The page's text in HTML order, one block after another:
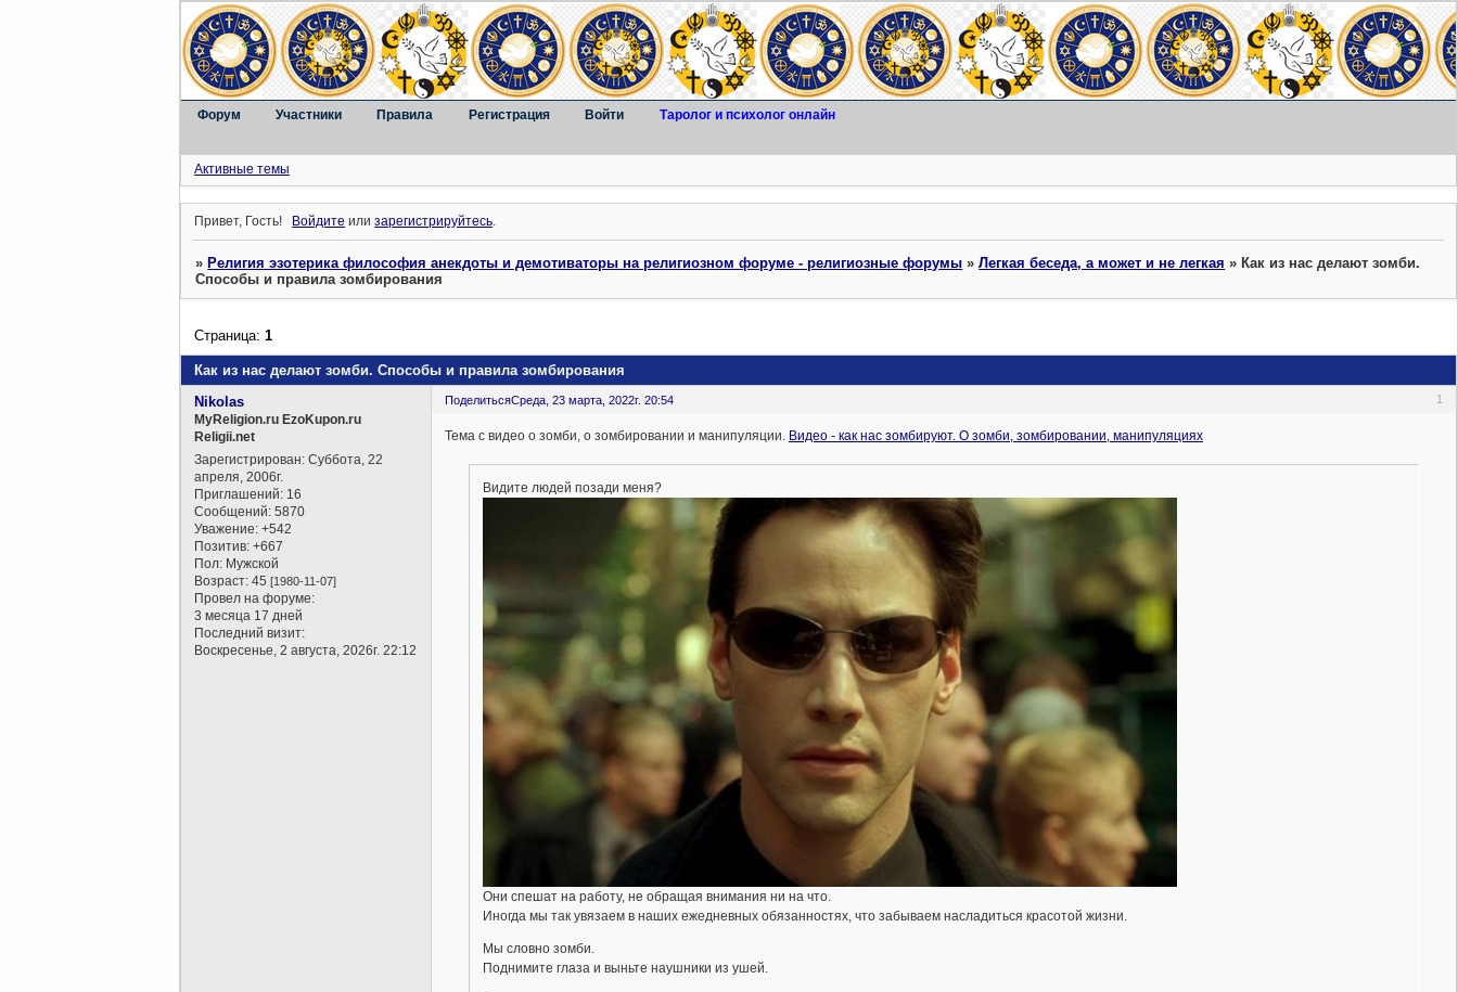
Форум Участники Правила Регистрация Войти Таролог и психолог онлайн
Активные темы
Привет, Гость! Войдите илизарегистрируйтесь.
»Религия эзотерика философия анекдоты и демотиваторы на религиозном форуме - религиозные форумы »Легкая беседа, а может и не легкая »Как из нас делают зомби.
Способы и правила зомбирования
Как из нас делают зомби. Способы и правила зомбирования
Страница:1
Поделиться 1
Среда, 23 марта, 2022г. 20:54
Nikolas
MyReligion.ru EzoKupon.ru
Religii.net
Зарегистрирован: Суббота, 22
апреля, 2006г.
Приглашений: 16
Сообщений: 5870
Уважение: +542
Позитив: +667
Пол: Мужской
Возраст: 45[1980-11-07]
Провел на форуме:
3 месяца 17 дней
Последний визит:
Воскресенье, 2 августа, 2026г. 22:12
Тема с видео о зомби, о зомбировании и манипуляции. Видео - как нас зомбируют. О зомби, зомбировании, манипуляциях
Видите людей позади меня?
Они спешат на работу, не обращая внимания ни на что.
Иногда мы так увязаем в наших ежедневных обязанностях, что забываем насладиться красотой жизни.
Мы словно зомби.
Поднимите глаза и выньте наушники из ушей.